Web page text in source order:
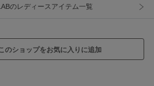
のレディースアイテム一覧
のショップをお気に入りに追加